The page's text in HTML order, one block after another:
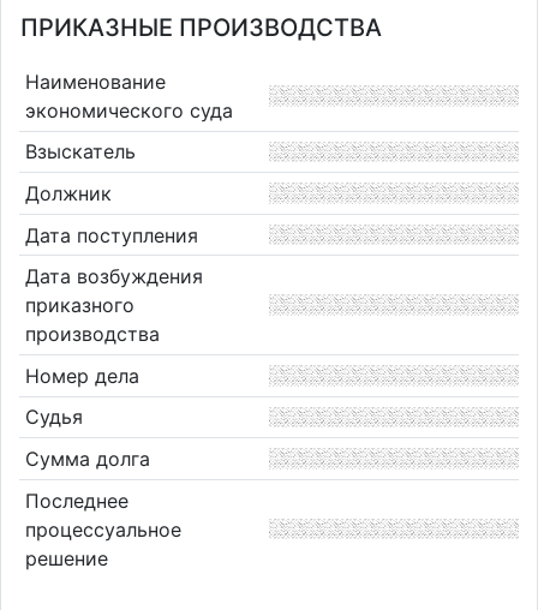
ПРИКАЗНЫЕ ПРОИЗВОДСТВА
Наименование
экономического суда
Взыскатель
Должник
Дата поступления
Дата возбуждения
приказного
производства
Номер дела
Судья
Сумма долга
Последнее
процессуальное
решение